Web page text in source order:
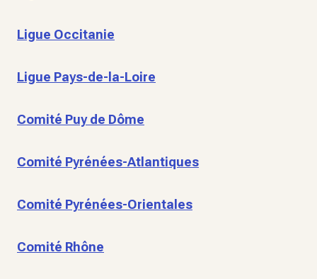
Ligue Occitanie
Ligue Pays-de-la-Loire
Comité Puy de Dôme
Comité Pyrénées-Atlantiques
Comité Pyrénées-Orientales
Comité Rhône